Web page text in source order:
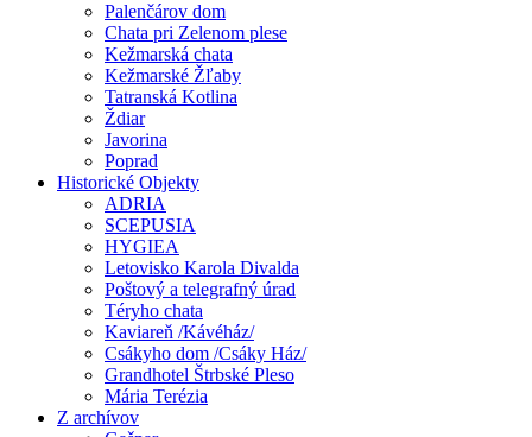
Palenčárov dom
Chata pri Zelenom plese
Kežmarská chata
Kežmarské Žľaby
Tatranská Kotlina
Ždiar
Javorina
Poprad
Historické Objekty
ADRIA
SCEPUSIA
HYGIEA
Letovisko Karola Divalda
Poštový a telegrafný úrad
Téryho chata
Kaviareň /Kávéház/
Csákyho dom /Csáky Ház/
Grandhotel Štrbské Pleso
Mária Terézia
Z archívov